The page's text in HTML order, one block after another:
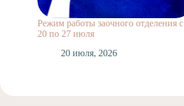
Режим работы заочного отделения с
20 по 27 июля
20 июля, 2026